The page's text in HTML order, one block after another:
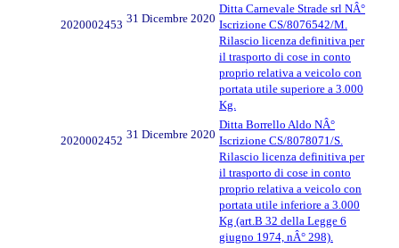
2020002453 31 Dicembre 2020
Ditta Carnevale Strade srl NÂ°
Iscrizione CS/8076542/M.
Rilascio licenza definitiva per
il trasporto di cose in conto
proprio relativa a veicolo con
portata utile superiore a 3.000
Kg.
2020002452 31 Dicembre 2020
Ditta Borrello Aldo NÂ°
Iscrizione CS/8078071/S.
Rilascio licenza definitiva per
il trasporto di cose in conto
proprio relativa a veicolo con
portata utile inferiore a 3.000
Kg (art.B 32 della Legge 6
giugno 1974, nÂ° 298).